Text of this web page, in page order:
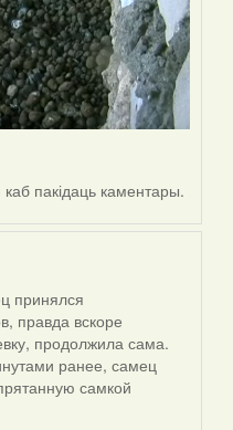
каб пакідаць каментары.
принялся
правда вскоре
продолжила сама.
ранее, самец
самкой